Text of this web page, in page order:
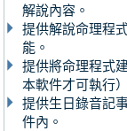
解說內容。
提供解說命理程
能。
提供將命理程式
本軟件才可執行
提供生日錄音記
件內。